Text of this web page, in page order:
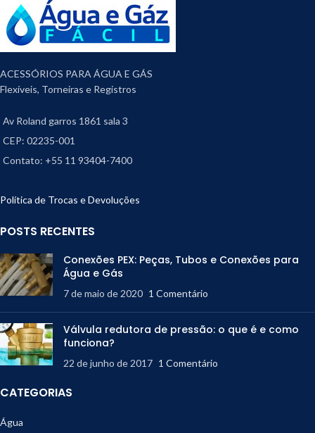
ACESSÓRIOS PARA ÁGUA E GÁS
Flexíveis, Torneiras e Registros
Av Roland garros 1861 sala 3
CEP: 02235-001
Contato: +55 11 93404-7400
Política de Trocas e Devoluções
POSTS RECENTES
Conexões PEX: Peças, Tubos e Conexões para
Água e Gás
7 de maio de 2020 1 Comentário
Válvula redutora de pressão: o que é e como
funciona?
22 de junho de 2017 1 Comentário
CATEGORIAS
Água